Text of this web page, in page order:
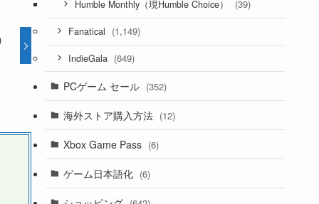
Humble Monthly（現Humble Choice） (39)
Fanatical (1,149)
IndieGala (649)
PCゲーム セール (352)
海外ストア購入方法 (12)
Xbox Game Pass (6)
ゲーム日本語化 (6)